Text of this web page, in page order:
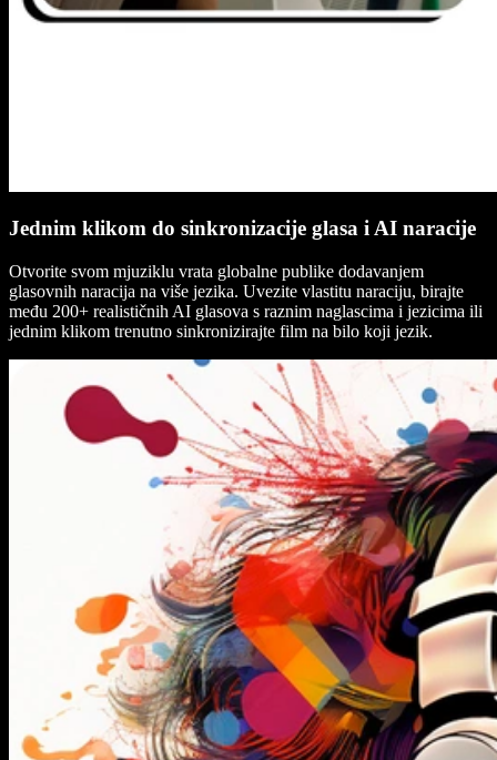
Jednim klikom do sinkronizacije glasa i AI naracije
Otvorite svom mjuziklu vrata globalne publike dodavanjem
glasovnih naracija na više jezika. Uvezite vlastitu naraciju, birajte
među 200+ realističnih AI glasova s raznim naglascima i jezicima ili
jednim klikom trenutno sinkronizirajte film na bilo koji jezik.